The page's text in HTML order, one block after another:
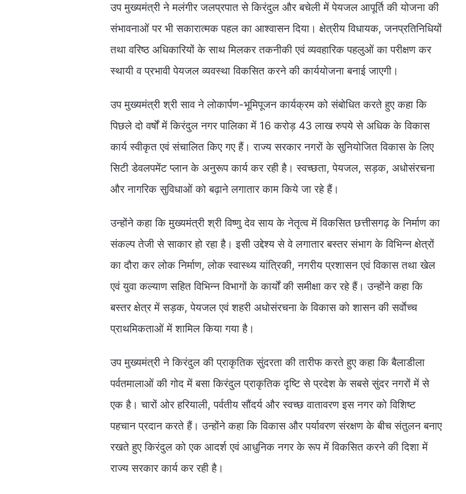
उप मुख्यमंत्री ने मलंगीर जलप्रपात से किरंदुल और बचेली में पेयजल आपूर्ति की योजना की
संभावनाओं पर भी सकारात्मक पहल का आश्वासन दिया। क्षेत्रीय विधायक, जनप्रतिनिधियों
तथा वरिष्ठ अधिकारियों के साथ मिलकर तकनीकी एवं व्यवहारिक पहलुओं का परीक्षण कर
स्थायी व प्रभावी पेयजल व्यवस्था विकसित करने की कार्ययोजना बनाई जाएगी।
उप मुख्यमंत्री श्री साव ने लोकार्पण-भूमिपूजन कार्यक्रम को संबोधित करते हुए कहा कि
पिछले दो वर्षों में किरंदुल नगर पालिका में 16 करोड़ 43 लाख रुपये से अधिक के विकास
कार्य स्वीकृत एवं संचालित किए गए हैं। राज्य सरकार नगरों के सुनियोजित विकास के लिए
सिटी डेवलपमेंट प्लान के अनुरूप कार्य कर रही है। स्वच्छता, पेयजल, सड़क, अधोसंरचना
और नागरिक सुविधाओं को बढ़ाने लगातार काम किये जा रहे हैं।
उन्होंने कहा कि मुख्यमंत्री श्री विष्णु देव साय के नेतृत्व में विकसित छत्तीसगढ़ के निर्माण का
संकल्प तेजी से साकार हो रहा है। इसी उद्देश्य से वे लगातार बस्तर संभाग के विभिन्न क्षेत्रों
का दौरा कर लोक निर्माण, लोक स्वास्थ्य यांत्रिकी, नगरीय प्रशासन एवं विकास तथा खेल
एवं युवा कल्याण सहित विभिन्न विभागों के कार्यों की समीक्षा कर रहे हैं। उन्होंने कहा कि
बस्तर क्षेत्र में सड़क, पेयजल एवं शहरी अधोसंरचना के विकास को शासन की सर्वाेच्च
प्राथमिकताओं में शामिल किया गया है।
उप मुख्यमंत्री ने किरंदुल की प्राकृतिक सुंदरता की तारीफ करते हुए कहा कि बैलाडीला
पर्वतमालाओं की गोद में बसा किरंदुल प्राकृतिक दृष्टि से प्रदेश के सबसे सुंदर नगरों में से
एक है। चारों ओर हरियाली, पर्वतीय सौंदर्य और स्वच्छ वातावरण इस नगर को विशिष्ट
पहचान प्रदान करते हैं। उन्होंने कहा कि विकास और पर्यावरण संरक्षण के बीच संतुलन बनाए
रखते हुए किरंदुल को एक आदर्श एवं आधुनिक नगर के रूप में विकसित करने की दिशा में
राज्य सरकार कार्य कर रही है।